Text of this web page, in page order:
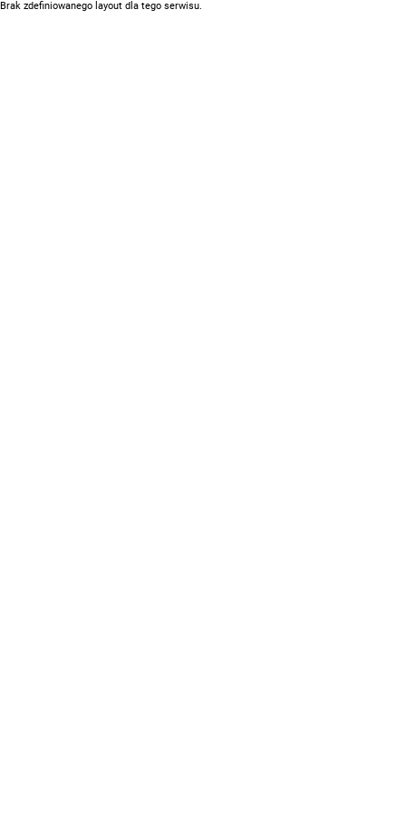
Brak zdefiniowanego layout dla tego serwisu.